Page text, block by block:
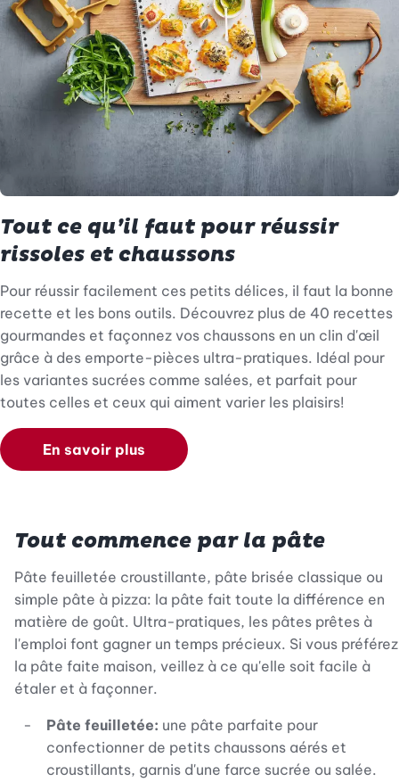
Tout ce qu’il faut pour réussir
rissoles et chaussons
Pour réussir facilement ces petits délices, il faut la bonne
recette et les bons outils. Découvrez plus de 40 recettes
gourmandes et façonnez vos chaussons en un clin d'œil
grâce à des emporte-pièces ultra-pratiques. Idéal pour
les variantes sucrées comme salées, et parfait pour
toutes celles et ceux qui aiment varier les plaisirs!
En savoir plus
Tout commence par la pâte
Pâte feuilletée croustillante, pâte brisée classique ou
simple pâte à pizza: la pâte fait toute la différence en
matière de goût. Ultra-pratiques, les pâtes prêtes à
l'emploi font gagner un temps précieux. Si vous préférez
la pâte faite maison, veillez à ce qu'elle soit facile à
étaler et à façonner.
Pâte feuilletée: une pâte parfaite pour
confectionner de petits chaussons aérés et
croustillants, garnis d'une farce sucrée ou salée.